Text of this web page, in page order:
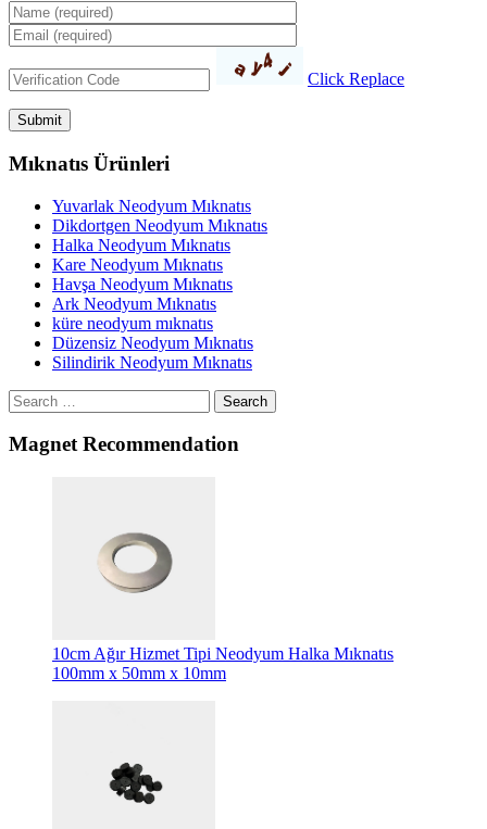
Click Replace
Mıknatıs Ürünleri
Yuvarlak Neodyum Mıknatıs
Dikdortgen Neodyum Mıknatıs
Halka Neodyum Mıknatıs
Kare Neodyum Mıknatıs
Havşa Neodyum Mıknatıs
Ark Neodyum Mıknatıs
küre neodyum mıknatıs
Düzensiz Neodyum Mıknatıs
Silindirik Neodyum Mıknatıs
Search
Magnet Recommendation
10cm Ağır Hizmet Tipi Neodyum Halka Mıknatıs
100mm x 50mm x 10mm